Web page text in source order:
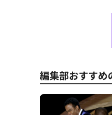
編集部おすすめ